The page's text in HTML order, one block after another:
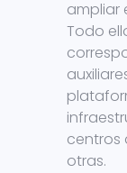
ampliar
Todo
centros
otras.